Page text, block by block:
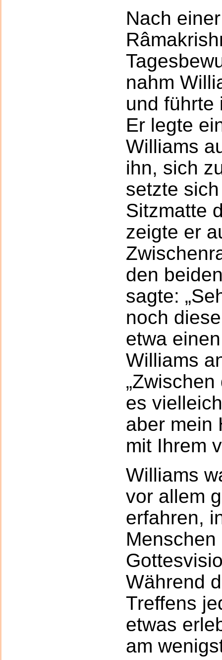
Nach
nahm
und führte
Er legte
Williams
ihn, sich
setzte
Sitzmatte
zeigte er
den
sagte:
noch
etwa
Williams
es
aber mein
mit Ihrem
Williams
vor allem
erfahren,
Während
Treffens
etwas
am